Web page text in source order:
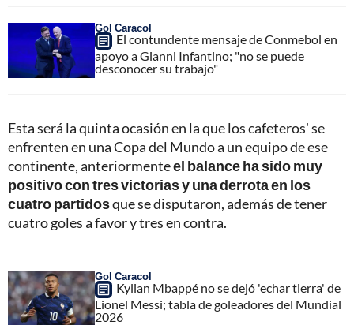
Gol Caracol
El contundente mensaje de Conmebol en
apoyo a Gianni Infantino; "no se puede
desconocer su trabajo"
Esta será la quinta ocasión en la que los cafeteros' se
enfrenten en una Copa del Mundo a un equipo de ese
continente, anteriormenteel balance ha sido muy
positivo con tres victorias y una derrota en los
cuatro partidosque se disputaron, además de tener
cuatro goles a favor y tres en contra.
Gol Caracol
Kylian Mbappé no se dejó 'echar tierra' de
Lionel Messi; tabla de goleadores del Mundial
2026